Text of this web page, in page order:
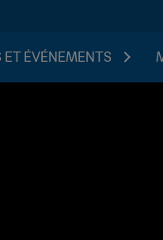
ET ÉVÉNEMENTS